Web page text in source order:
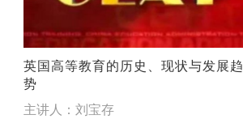
英国高等教育的历史、现状与发展趋
势
主讲人：刘宝存